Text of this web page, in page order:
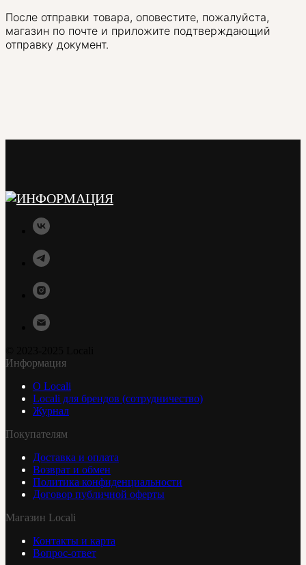
После отправки товара, оповестите, пожалуйста,
магазин по почте и приложите подтверждающий
отправку документ.
Информация
О Locali
Locali для брендов (сотрудничество)
Журнал
Покупателям
Доставка и оплата
Возврат и обмен
Политика конфиденциальности
Договор публичной оферты
Магазин Locali
Контакты и карта
Вопрос-ответ